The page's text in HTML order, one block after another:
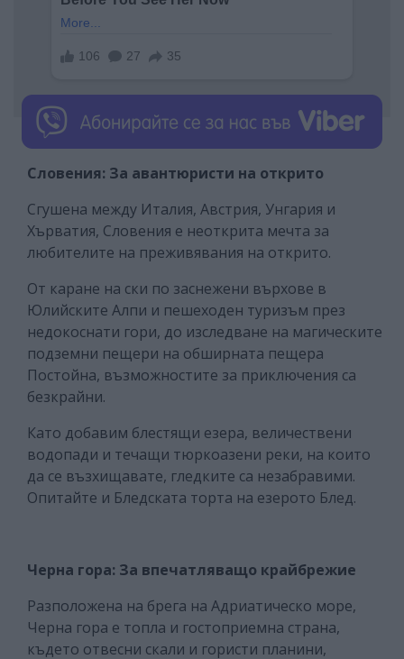
Словения: За авантюристи на открито
Сгушена между Италия, Австрия, Унгария и
Хърватия, Словения е неоткрита мечта за
любителите на преживявания на открито.
От каране на ски по заснежени върхове в
Юлийските Алпи и пешеходен туризъм през
недокоснати гори, до изследване на магическите
подземни пещери на обширната пещера
Постойна, възможностите за приключения са
безкрайни.
Като добавим блестящи езера, величествени
водопади и течащи тюркоазени реки, на които
да се възхищавате, гледките са незабравими.
Опитайте и Бледската торта на езерото Блед.
Черна гора: За впечатляващо крайбрежие
Разположена на брега на Адриатическо море,
Черна гора е топла и гостоприемна страна,
където отвесни скали и гористи планини,